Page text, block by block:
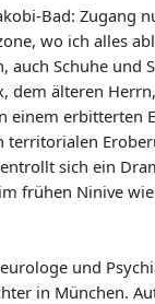
Bad: Zugang
wo ich alles
auch Schuhe
dem älteren
einem
territorialen
sich ein
frühen Ninive
und
in München.